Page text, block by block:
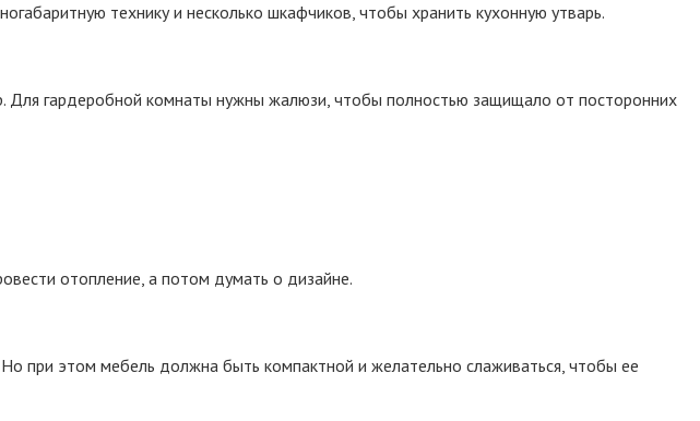
технику и несколько шкафчиков, чтобы хранить кухонную утварь.
Для гардеробной комнаты нужны жалюзи, чтобы полностью защищало от посторонних
отопление, а потом думать о дизайне.
при этом мебель должна быть компактной и желательно слаживаться, чтобы ее